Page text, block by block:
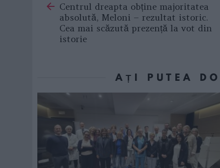
moreCentrul dreapta obține majoritatea
absolută, Meloni – rezultat istoric.
Cea mai scăzută prezență la vot din
istorie
AȚI PUTEA